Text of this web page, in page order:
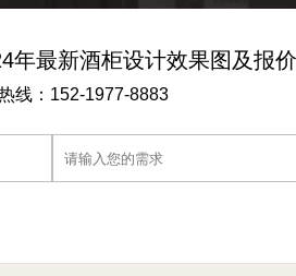
年最新酒柜设计效果图及报
线：152-1977-8883